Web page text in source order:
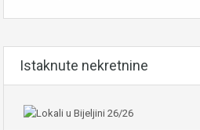
Istaknute nekretnine